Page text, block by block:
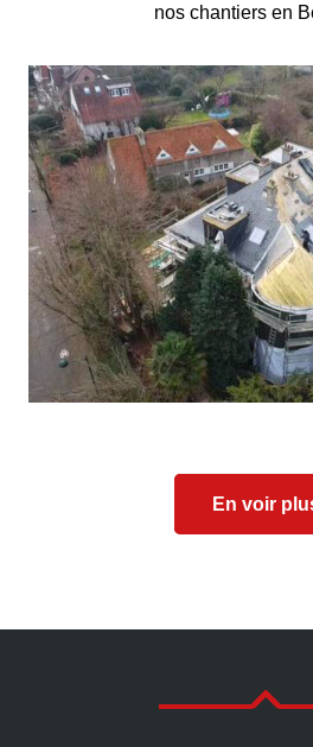
nos chantiers en
En voir
